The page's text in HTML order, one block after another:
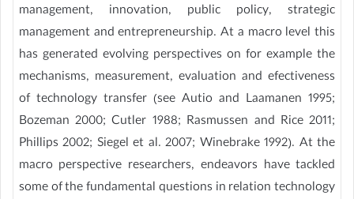
management, innovation, public policy, strategic
management and entrepreneurship. At a macro level this
has generated evolving perspectives on for example the
mechanisms, measurement, evaluation and efectiveness
of technology transfer (see Autio and Laamanen 1995;
Bozeman 2000; Cutler 1988; Rasmussen and Rice 2011;
Phillips 2002; Siegel et al. 2007; Winebrake 1992). At the
macro perspective researchers, endeavors have tackled
some of the fundamental questions in relation technology